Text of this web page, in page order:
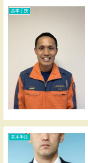
基本手技
基本手技